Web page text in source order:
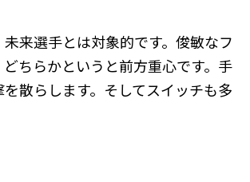
来選手とは対象的です。俊敏なフ
ちらかというと前方重心です。手
散らします。そしてスイッチも多